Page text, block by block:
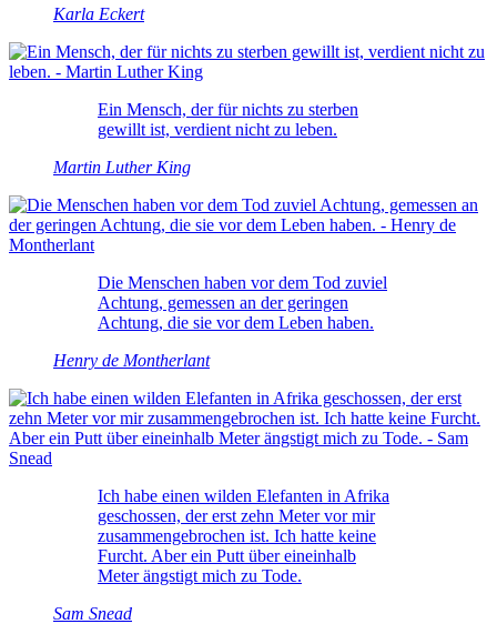
Karla Eckert
Ein Mensch, der für nichts zu sterben
gewillt ist, verdient nicht zu leben.
Martin Luther King
Die Menschen haben vor dem Tod zuviel
Achtung, gemessen an der geringen
Achtung, die sie vor dem Leben haben.
Henry de Montherlant
Ich habe einen wilden Elefanten in Afrika
geschossen, der erst zehn Meter vor mir
zusammengebrochen ist. Ich hatte keine
Furcht. Aber ein Putt über eineinhalb
Meter ängstigt mich zu Tode.
Sam Snead